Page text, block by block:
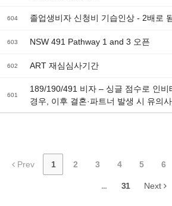
604 졸업생비자 신청비 기습인상 - 2배로
603 NSW 491 Pathway 1 and 3 오픈
602 ART 재심심사기간
601
189/190/491 비자 – 싱글 점수로 인비
경우, 이후 결혼·파트너 발생 시 유의
Prev 1 2 3 4 5 6
... 31 Next